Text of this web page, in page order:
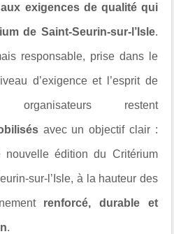
exigences de qualité qui
de Saint-Seurin-sur-l’Isle.
responsable, prise dans le
d’exigence et l’esprit de
organisateurs restent
avec un objectif clair :
édition du Critérium
sur-l’Isle, à la hauteur des
renforcé, durable et
.